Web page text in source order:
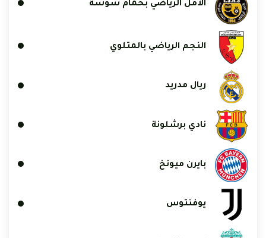
الأمل الرياضي بحمام سوسة
النجم الرياضي بالمتلوي
ريال مدريد
نادي برشلونة
بايرن ميونخ
يوفنتوس